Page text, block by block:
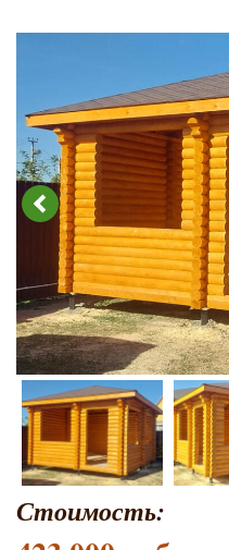
Стоимость: